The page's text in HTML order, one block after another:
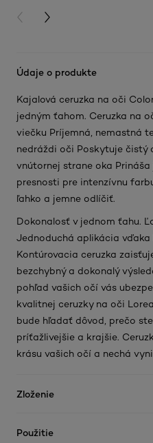
PREVIOUS CARD
NEXT CARD
Údaje o produkte
Kajalová ceruzka na oči
jedným ťahom. Ceruzka na
viečku Príjemná, nemastná
nedráždi oči Poskytuje čistý
vnútornej strane oka
presnosti pre intenzívnu
ľahko a jemne odlíčiť.
Dokonalosť v jednom ťahu.
Jednoduchá aplikácia vďaka
Kontúrovacia ceruzka
bezchybný a dokonalý
pohľad vašich očí vás
kvalitnej ceruzky na oči
bude hľadať dôvod, prečo
príťažlivejšie a krajšie.
krásu vašich očí a nechá
Zloženie
Použitie